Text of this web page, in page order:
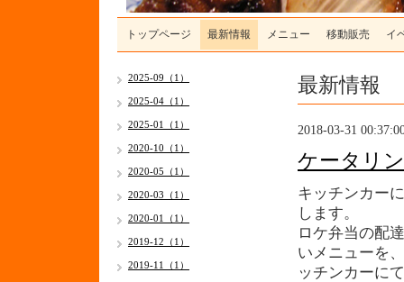
トップページ 最新情報 メニュー 移動販売 イ
最新情報
2018-03-31
ケータリ
キッチンカー
します。
ロケ弁当の配
いメニューを
ッチンカーに
2025-09（1）
2025-04（1）
2025-01（1）
2020-10（1）
2020-05（1）
2020-03（1）
2020-01（1）
2019-12（1）
2019-11（1）